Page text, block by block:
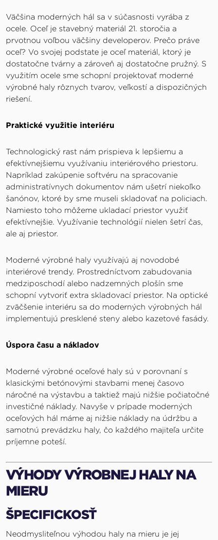
Väčšina moderných hál sa v súčasnosti vyrába z
ocele. Oceľ je stavebný materiál 21. storočia a
prvotnou voľbou väčšiny developerov. Prečo práve
oceľ? Vo svojej podstate je oceľ materiál, ktorý je
dostatočne tvárny a zároveň aj dostatočne pružný. S
využitím ocele sme schopní projektovať moderné
výrobné haly rôznych tvarov, veľkostí a dispozičných
riešení.
Praktické využitie interiéru
Technologický rast nám prispieva k lepšiemu a
efektívnejšiemu využívaniu interiérového priestoru.
Napríklad zakúpenie softvéru na spracovanie
administratívnych dokumentov nám ušetrí niekoľko
šanónov, ktoré by sme museli skladovať na policiach.
Namiesto toho môžeme ukladací priestor využiť
efektívnejšie. Využívanie technológií nielen šetrí čas,
ale aj priestor.
Moderné výrobné haly využívajú aj novodobé
interiérové trendy. Prostredníctvom zabudovania
medziposchodí alebo nadzemných plošín sme
schopní vytvoriť extra skladovací priestor. Na optické
zväčšenie interiéru sa do moderných výrobných hál
implementujú presklené steny alebo kazetové fasády.
Úspora času a nákladov
Moderné výrobné oceľové haly sú v porovnaní s
klasickými betónovými stavbami menej časovo
náročné na výstavbu a taktiež majú nižšie počiatočné
investičné náklady. Navyše v prípade moderných
oceľových hál máme aj nižšie náklady na údržbu a
samotnú prevádzku haly, čo každého majiteľa určite
príjemne poteší.
VÝHODY VÝROBNEJ HALY NA
MIERU
ŠPECIFICKOSŤ
Neodmysliteľnou výhodou haly na mieru je jej